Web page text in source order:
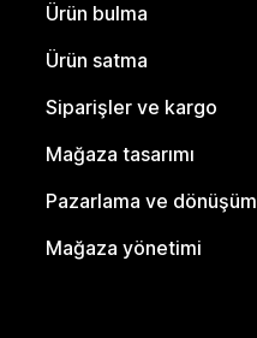
Ürün bulma
Ürün satma
Siparişler ve kargo
Mağaza tasarımı
Pazarlama ve dönüşüm
Mağaza yönetimi